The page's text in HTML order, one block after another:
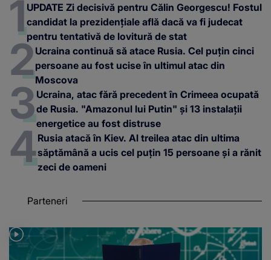
UPDATE Zi decisivă pentru Călin Georgescu! Fostul
candidat la prezidențiale află dacă va fi judecat
pentru tentativă de lovitură de stat
Ucraina continuă să atace Rusia. Cel puțin cinci
persoane au fost ucise în ultimul atac din
Moscova
Ucraina, atac fără precedent în Crimeea ocupată
de Rusia. "Amazonul lui Putin" și 13 instalații
energetice au fost distruse
Rusia atacă în Kiev. Al treilea atac din ultima
săptămână a ucis cel puțin 15 persoane și a rănit
zeci de oameni
Parteneri